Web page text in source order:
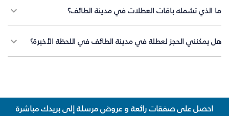
ما الذي تشمله باقات العطلات في مدينة الطائف؟
هل يمكنني الحجز لعطلة في مدينة الطائف في اللحظة الأخيرة؟
احصل على صفقات رائعة و عروض مرسلة إلى بريدك مباشرة